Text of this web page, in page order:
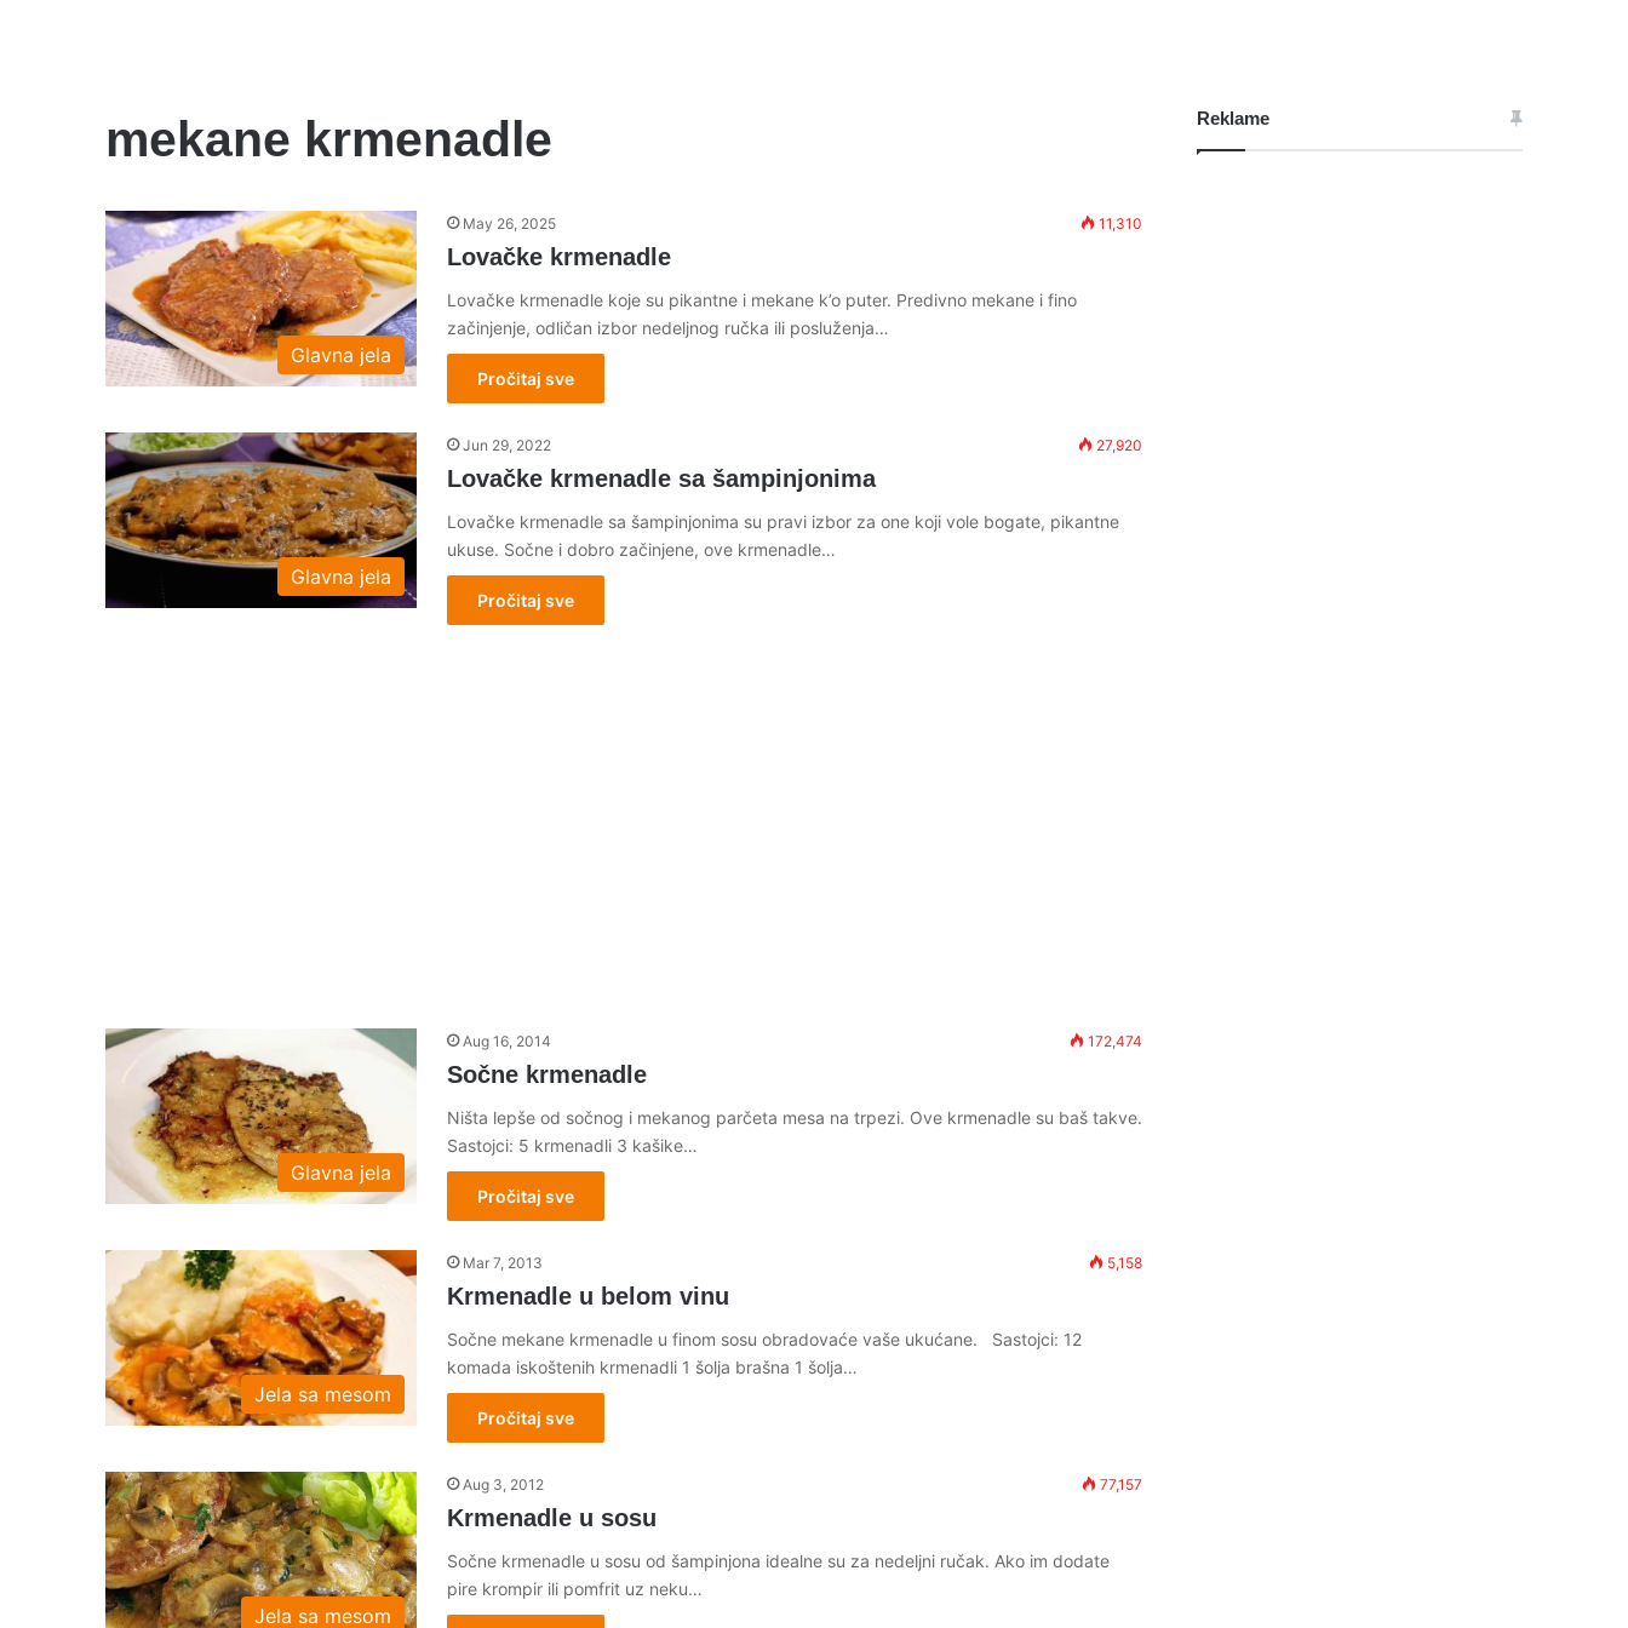
mekane krmenadle
Glavna jela
May 26, 2025 11,310
Lovačke krmenadle
Lovačke krmenadle koje su pikantne i mekane k’o puter. Predivno mekane i fino
začinjenje, odličan izbor nedeljnog ručka ili posluženja…
Pročitaj sve
Glavna jela
Jun 29, 2022 27,920
Lovačke krmenadle sa šampinjonima
Lovačke krmenadle sa šampinjonima su pravi izbor za one koji vole bogate, pikantne
ukuse. Sočne i dobro začinjene, ove krmenadle…
Pročitaj sve
Glavna jela
Aug 16, 2014 172,474
Sočne krmenadle
Ništa lepše od sočnog i mekanog parčeta mesa na trpezi. Ove krmenadle su baš takve.
Sastojci: 5 krmenadli 3 kašike…
Pročitaj sve
Jela sa mesom
Mar 7, 2013 5,158
Krmenadle u belom vinu
Sočne mekane krmenadle u finom sosu obradovaće vaše ukućane. Sastojci: 12
komada iskoštenih krmenadli 1 šolja brašna 1 šolja…
Pročitaj sve
Jela sa mesom
Aug 3, 2012 77,157
Krmenadle u sosu
Sočne krmenadle u sosu od šampinjona idealne su za nedeljni ručak. Ako im dodate
pire krompir ili pomfrit uz neku…
Reklame